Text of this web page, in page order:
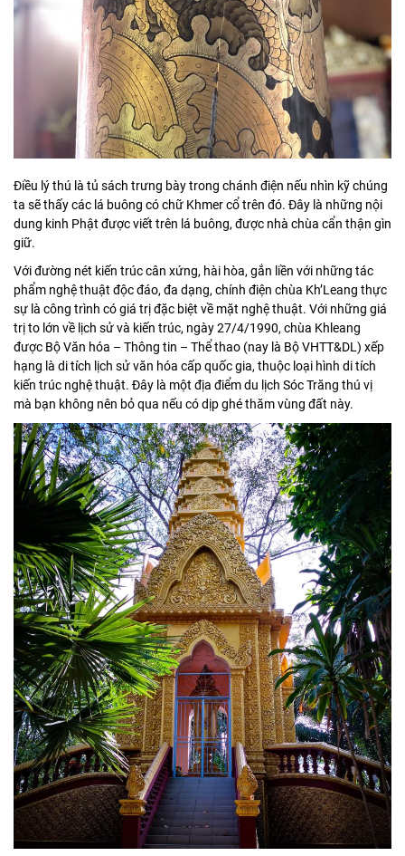
Điều lý thú là tủ sách trưng bày trong chánh điện nếu nhìn kỹ chúng
ta sẽ thấy các lá buông có chữ Khmer cổ trên đó. Đây là những nội
dung kinh Phật được viết trên lá buông, được nhà chùa cẩn thận gìn
giữ.
Với đường nét kiến trúc cân xứng, hài hòa, gắn liền với những tác
phẩm nghệ thuật độc đáo, đa dạng, chính điện chùa Kh’Leang thực
sự là công trình có giá trị đặc biệt về mặt nghệ thuật. Với những giá
trị to lớn về lịch sử và kiến trúc, ngày 27/4/1990, chùa Khleang
được Bộ Văn hóa – Thông tin – Thể thao (nay là Bộ VHTT&DL) xếp
hạng là di tích lịch sử văn hóa cấp quốc gia, thuộc loại hình di tích
kiến trúc nghệ thuật. Đây là một địa điểmdu lịch Sóc Trăng thú vị
mà bạn không nên bỏ qua nếu có dịp ghé thăm vùng đất này.